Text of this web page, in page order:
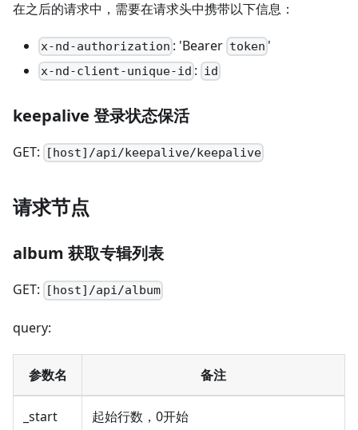
在之后的请求中，需要在请求头中携带以下信息：
x-nd-authorization : 'Bearer token '
x-nd-client-unique-id : id
keepalive 登录状态保活
GET: [host]/api/keepalive/keepalive
请求节点
album 获取专辑列表
GET: [host]/api/album
query:
参数名 备注
_start 起始行数，0开始